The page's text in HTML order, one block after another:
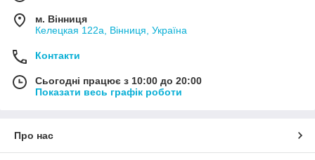
м. Вінниця
Келецкая 122а, Вінниця, Україна
Контакти
Сьогодні працює з 10:00 до 20:00
Показати весь графік роботи
Про нас